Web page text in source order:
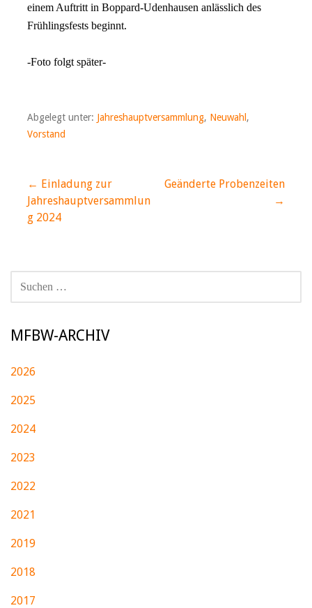
einem Auftritt in Boppard-Udenhausen anlässlich des
Frühlingsfests beginnt.
-Foto folgt später-
Abgelegt unter: Jahreshauptversammlung, Neuwahl ,
Vorstand
Beitragsnavigation
← Einladung zur
Jahreshauptversammlun
g 2024
Geänderte Probenzeiten
→
NACH:
MFBW-ARCHIV
2026
2025
2024
2023
2022
2021
2019
2018
2017